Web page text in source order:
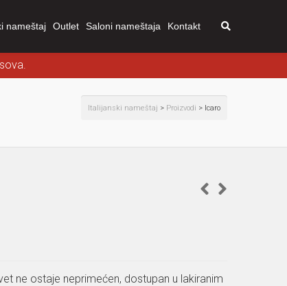
nameštaj Outlet Saloni nameštaja Kontakt
Italijanski nameštaj > Proizvodi > Icaro
ne ostaje neprimećen, dostupan u lakiranim